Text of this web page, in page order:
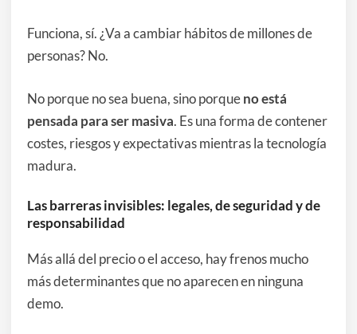
Funciona, sí. ¿Va a cambiar hábitos de millones de
personas? No.
No porque no sea buena, sino porqueno está
pensada para ser masiva. Es una forma de contener
costes, riesgos y expectativas mientras la tecnología
madura.
Las barreras invisibles: legales, de seguridad y de
responsabilidad
Más allá del precio o el acceso, hay frenos mucho
más determinantes que no aparecen en ninguna
demo.